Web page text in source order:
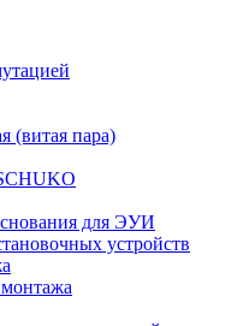
(витая пара)
для ЭУИ
устройств